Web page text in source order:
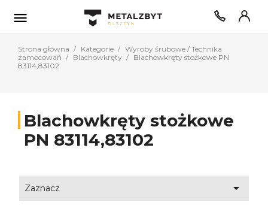

Strona główna Kategorie
Wyroby śrubowe / Technika
zamocowań
Blachowkręty
Blachowkręty stożkowe PN
83114,83102
Blachowkręty stożkowe
PN 83114,83102
Zaznacz 